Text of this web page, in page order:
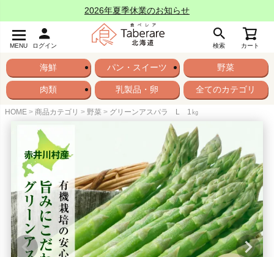
2026年夏季休業のお知らせ
MENU ログイン 検索 カート
海鮮 パン・スイーツ 野菜
肉類 乳製品・卵 全てのカテゴリ
HOME 商品カテゴリ 野菜 グリーンアスパラ L 1㎏